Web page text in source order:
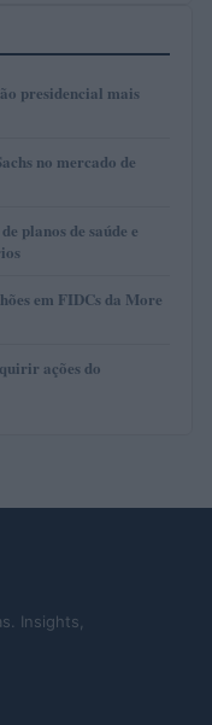
presidencial mais
no mercado de
planos de saúde e
em FIDCs da More
ações do
Insights,